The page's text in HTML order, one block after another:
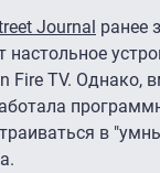
Journal ранее
настольное
Fire TV. Однако,
в